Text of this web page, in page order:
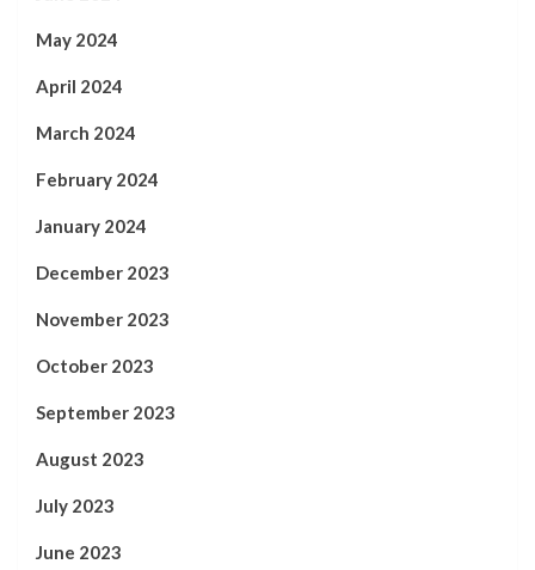
May 2024
April 2024
March 2024
February 2024
January 2024
December 2023
November 2023
October 2023
September 2023
August 2023
July 2023
June 2023